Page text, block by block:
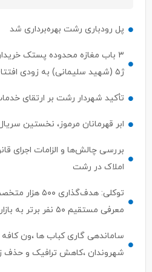
پل رودباری رشت بهره‌برداری شد
۳ باب مغازه محدوده پستک
ژ۵ (شهید سلیمانی) به زودی افتتاح می‌شود
تأکید شهردار رشت بر ارتقای
ابر قهرمانان مرموز، نخستین سریال
بررسی چالش‌ها و الزامات اجرای
املاک در رشت
توکلی:
معرفی مستقیم ۵۰ نفر برتر به بازار کار
ساماندهی گاری کباب ها ،ون
شهروندان ،کاهش ترافیک و حذف